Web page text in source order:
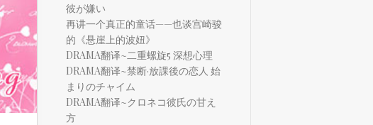
彼が嫌い
再讲一个真正的童话——也谈宫崎骏
的《悬崖上的波妞》
DRAMA翻译~二重螺旋5 深想心理
DRAMA翻译~禁断·放課後の恋人 始
まりのチャイム
DRAMA翻译~クロネコ彼氏の甘え
方